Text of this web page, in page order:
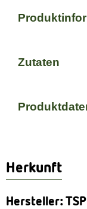
Zutaten
Herkunft
Hersteller: TSP